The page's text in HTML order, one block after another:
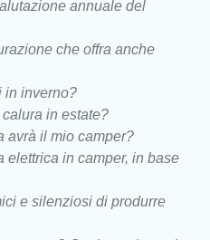
annuale del
che offra anche
in inverno?
in estate?
avrà il mio camper?
elettrica in camper, in base
e silenziosi di produrre